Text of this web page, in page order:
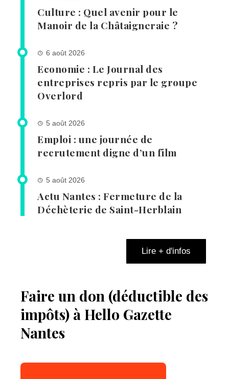
Culture : Quel avenir pour le
Manoir de la Châtaigneraie ?
6 août 2026
Economie : Le Journal des
entreprises repris par le groupe
Overlord
5 août 2026
Emploi : une journée de
recrutement digne d’un film
5 août 2026
Actu Nantes : Fermeture de la
Déchèterie de Saint-Herblain
Lire + d'infos
Faire un don (déductible des
impôts) à Hello Gazette
Nantes